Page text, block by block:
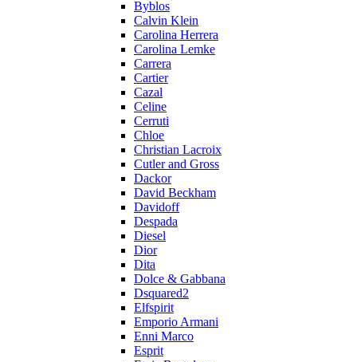
Byblos
Calvin Klein
Carolina Herrera
Carolina Lemke
Carrera
Cartier
Cazal
Celine
Cerruti
Chloe
Christian Lacroix
Cutler and Gross
Dackor
David Beckham
Davidoff
Despada
Diesel
Dior
Dita
Dolce & Gabbana
Dsquared2
Elfspirit
Emporio Armani
Enni Marco
Esprit